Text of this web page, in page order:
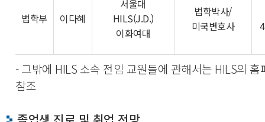
법학부 이다혜
서울대
HILS(J.D.)
이화여대
법학박사/
미국변호사
- 그밖에 HILS 소속 전임 교원들에 관해서는 HILS의 홈
참조